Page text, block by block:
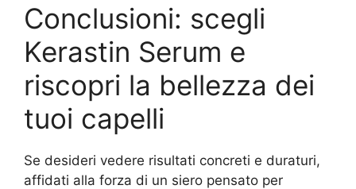
Conclusioni: scegli
Kerastin Serum e
riscopri la bellezza dei
tuoi capelli
Se desideri vedere risultati concreti e duraturi,
affidati alla forza di un siero pensato per